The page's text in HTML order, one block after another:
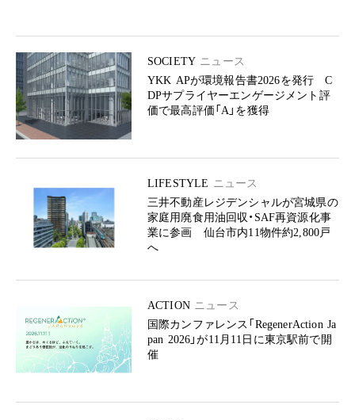
SOCIETY ニュース
YKK APが環境報告書2026を発行 C
DPサプライヤーエンゲージメント評
価で最高評価「A」を獲得
LIFESTYLE
ニュース
三井不動産レジデンシャルが宮城県の
家庭用廃食用油回収・SAF再資源化事
業に参画 仙台市内11物件約2,800戸
へ
ACTION ニュース
国際カンファレンス「RegenerAction Ja
pan 2026」が11月11日に東京駅前で開
催